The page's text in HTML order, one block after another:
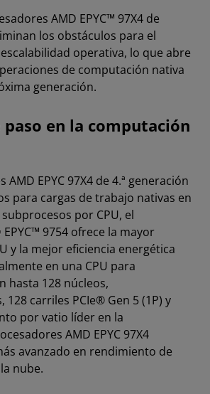
AMD EPYC™ 97X4 de
los obstáculos para el
operativa, lo que abre
de computación nativa
generación.
en la computación
AMD EPYC 97X4 de 4.ª generación
para cargas de trabajo nativas en
por CPU, el
9754 ofrece la mayor
y la mejor eficiencia energética
en una CPU para
hasta 128 núcleos,
128 carriles PCIe® Gen 5 (1P) y
por vatio líder en la
AMD EPYC 97X4
avanzado en rendimiento de
nube.